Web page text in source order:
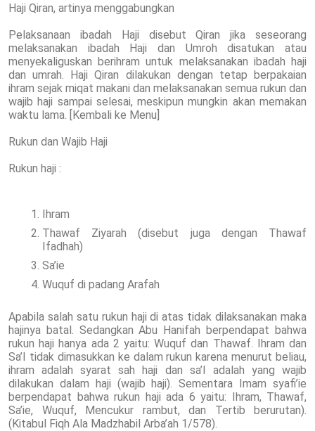
Haji Qiran, artinya menggabungkan
Pelaksanaan ibadah Haji disebut Qiran jika seseorang
melaksanakan ibadah Haji dan Umroh disatukan atau
menyekaliguskan berihram untuk melaksanakan ibadah haji
dan umrah. Haji Qiran dilakukan dengan tetap berpakaian
ihram sejak miqat makani dan melaksanakan semua rukun dan
wajib haji sampai selesai, meskipun mungkin akan memakan
waktu lama. [Kembali ke Menu]
Rukun dan Wajib Haji
Rukun haji :
Ihram
Thawaf Ziyarah (disebut juga dengan Thawaf
Ifadhah)
Sa’ie
Wuquf di padang Arafah
Apabila salah satu rukun haji di atas tidak dilaksanakan maka
hajinya batal. Sedangkan Abu Hanifah berpendapat bahwa
rukun haji hanya ada 2 yaitu: Wuquf dan Thawaf. Ihram dan
Sa’I tidak dimasukkan ke dalam rukun karena menurut beliau,
ihram adalah syarat sah haji dan sa’I adalah yang wajib
dilakukan dalam haji (wajib haji). Sementara Imam syafi’ie
berpendapat bahwa rukun haji ada 6 yaitu: Ihram, Thawaf,
Sa’ie, Wuquf, Mencukur rambut, dan Tertib berurutan).
(Kitabul Fiqh Ala Madzhabil Arba’ah 1/578).